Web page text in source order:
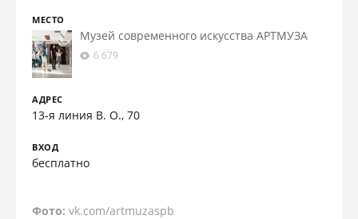
МЕСТО
Музей современного искусства АРТМУЗА
6 679
АДРЕС
13-я линия В. О., 70
ВХОД
бесплатно
Фото:vk.com/artmuzaspb